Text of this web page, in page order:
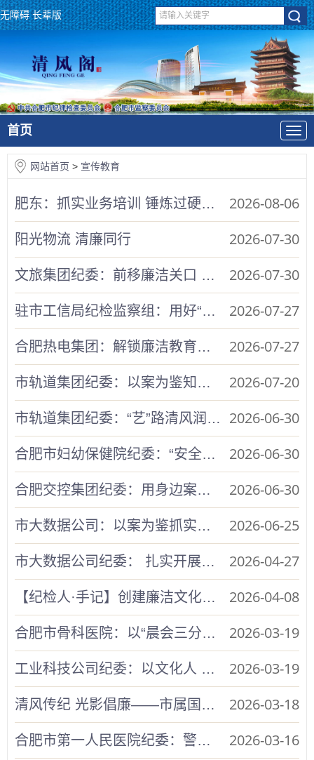
无障碍 长辈版
首页
网站首页 > 宣传教育
肥东：抓实业务培训 锤炼过硬纪检监察队伍 2026-08-06
阳光物流 清廉同行 2026-07-30
文旅集团纪委：前移廉洁关口 共建“亲”“清”生态 2026-07-30
驻市工信局纪检监察组：用好“理论+实景”廉政课堂 筑牢拒腐防变思想防线 2026-07-27
合肥热电集团：解锁廉洁教育新形式 激活清风文化新动能 2026-07-27
市轨道集团纪委：以案为鉴知敬畏 警钟长鸣守底线 2026-07-20
市轨道集团纪委：“艺”路清风润轨道 包公廉韵沁人心 2026-06-30
合肥市妇幼保健院纪委：“安全+廉洁”双线监管 夯实医疗服务根基 2026-06-30
合肥交控集团纪委：用身边案警示身边人 第十六期“廉洁巡回讲堂”开讲 2026-06-30
市大数据公司：以案为鉴抓实警示教育 2026-06-25
市大数据公司纪委： 扎实开展廉政谈话 拧紧廉洁从业发条 2026-04-27
【纪检人·手记】创建廉洁文化品牌 涵养合烟清风正气 2026-04-08
合肥市骨科医院：以“晨会三分钟”微宣讲 推动纪法教育常态长效 2026-03-19
工业科技公司纪委：以文化人 以廉润企 让廉洁文化成为企业发展内生动力 2026-03-19
清风传纪 光影倡廉——市属国企纪检监察第一协作区警示教育巡回放映队首站亮相合肥人才集团 2026-03-18
合肥市第一人民医院纪委：警钟守医心 廉洁护健康 2026-03-16